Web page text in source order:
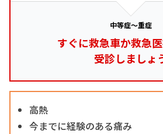
中等症～重症
すぐに救急車か救急
受診しましょ
高熱
今までに経験のある痛み